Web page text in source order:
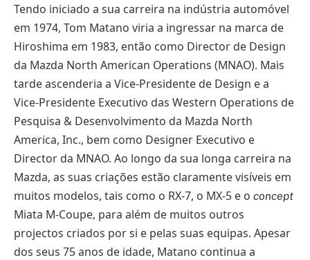
Tendo iniciado a sua carreira na indústria automóvel
em 1974, Tom Matano viria a ingressar na marca de
Hiroshima em 1983, então como Director de Design
da Mazda North American Operations (MNAO). Mais
tarde ascenderia a Vice-Presidente de Design e a
Vice-Presidente Executivo das Western Operations de
Pesquisa & Desenvolvimento da Mazda North
America, Inc., bem como Designer Executivo e
Director da MNAO. Ao longo da sua longa carreira na
Mazda, as suas criações estão claramente visíveis em
muitos modelos, tais como o RX-7, o MX-5 e o concept
Miata M-Coupe, para além de muitos outros
projectos criados por si e pelas suas equipas. Apesar
dos seus 75 anos de idade, Matano continua a